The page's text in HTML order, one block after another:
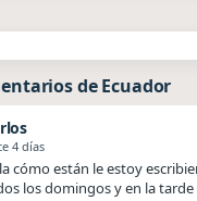
de Ecuador
4 días
cómo están le estoy
los domingos y en la